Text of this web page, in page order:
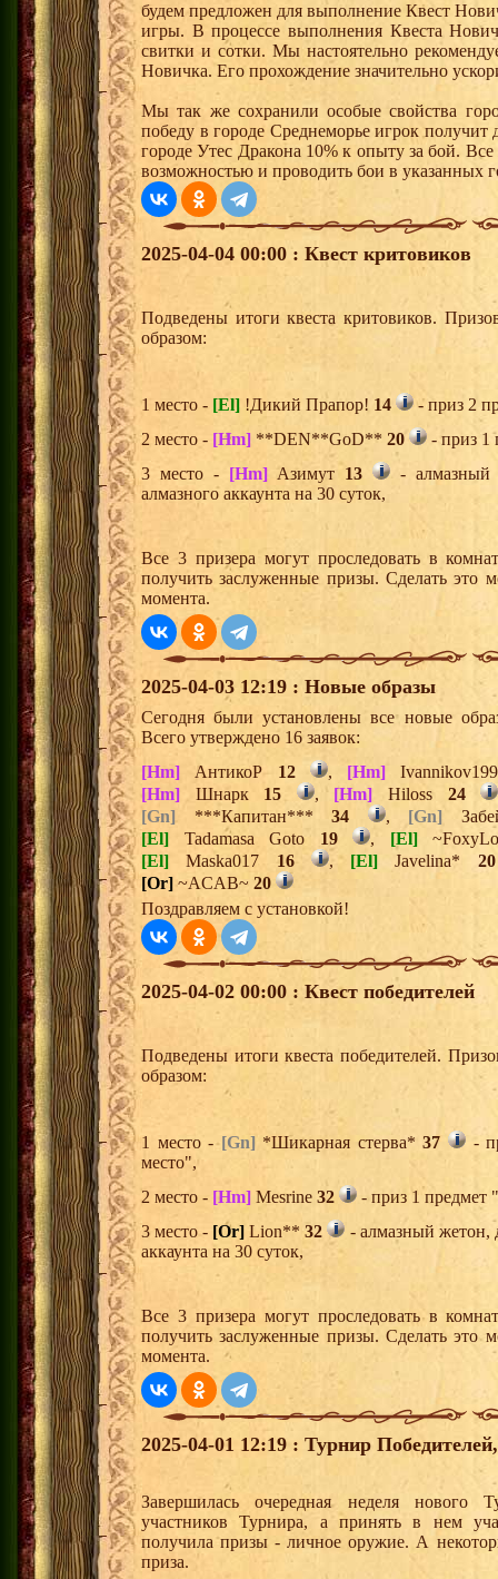
будем предложен для выполнение Квест
игры. В процессе выполнения Квеста
свитки и сотки. Мы настоятельно
Новичка. Его прохождение значительно
Мы так же сохранили особые свойства
победу в городе Среднеморье игрок
городе Утес Дракона 10% к опыту за бой.
возможностью и проводить бои в указанных
2025-04-04 00:00 : Квест критовиков
Подведены итоги квеста критовиков.
образом:
1 место - [El] !Дикий Прапор! 14
- приз 2
2 место - [Hm] **DEN**GoD** 20
- приз 1
3 место - [Hm]Азимут 13
- алмазный
алмазного аккаунта на 30 суток,
Все 3 призера могут проследовать в
получить заслуженные призы. Сделать это
момента.
2025-04-03 12:19 : Новые образы
Сегодня были установлены все новые
Всего утверждено 16 заявок:
[Hm] АнтикоР 12 , [Hm]
[Hm] Шнарк 15 , [Hm] Hiloss 24
[Gn] ***Капитан*** 34 , [Gn]
[El] Tadamasa Goto 19 , [El]
[El] Maska017 16 , [El] Javelina* 20
[Or]~ACAB~ 20
Поздравляем с установкой!
2025-04-02 00:00 : Квест победителей
Подведены итоги квеста победителей.
образом:
1 место -[Gn] *Шикарная стерва*37
-
место",
2 место - [Hm] Mesrine 32
- приз 1 предмет
3 место - [Or] Lion**32
- алмазный жетон,
аккаунта на 30 суток,
Все 3 призера могут проследовать в
получить заслуженные призы. Сделать это
момента.
2025-04-01 12:19 : Турнир
Завершилась очередная неделя нового
участников Турнира, а принять в нем
получила призы - личное оружие. А
приза.